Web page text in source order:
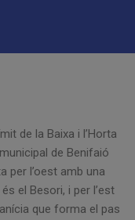
de la Baixa i l’Horta
de Benifaió
per l’oest amb una
el Besori, i per l’est
que forma el pas